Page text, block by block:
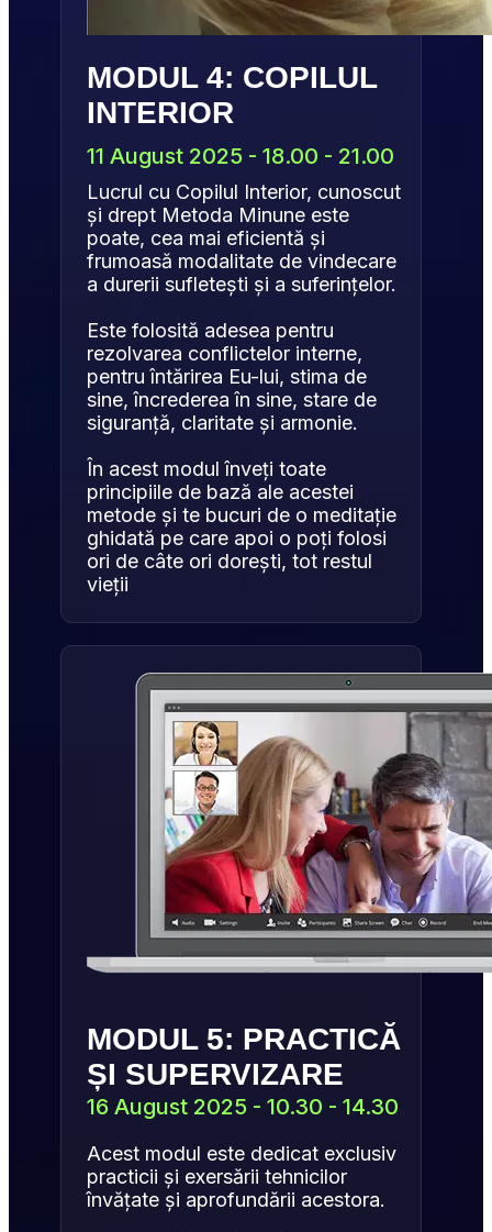
MODUL 4: COPILUL
INTERIOR
Lucrul cu Copilul Interior, cunoscut
și drept Metoda Minune este
poate, cea mai eficientă și
frumoasă modalitate de vindecare
a durerii sufletești și a suferințelor.
Este folosită adesea pentru
rezolvarea conflictelor interne,
pentru întărirea Eu-lui, stima de
sine, încrederea în sine, stare de
siguranță, claritate și armonie.
În acest modul înveți toate
principiile de bază ale acestei
metode și te bucuri de o meditație
ghidată pe care apoi o poți folosi
ori de câte ori dorești, tot restul
vieții
11 August 2025 - 18.00 - 21.00
MODUL 5: PRACTICĂ
ȘI SUPERVIZARE
Acest modul este dedicat exclusiv
practicii și exersării tehnicilor
învățate și aprofundării acestora.
16 August 2025 - 10.30 - 14.30